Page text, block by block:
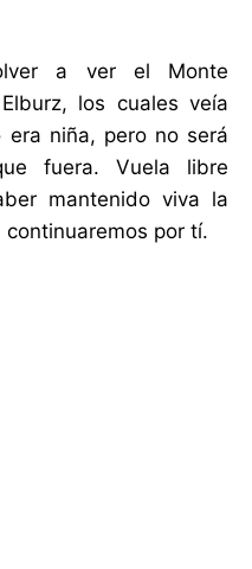
a ver el Monte
los cuales veía
niña, pero no será
fuera. Vuela libre
mantenido viva la
por tí.